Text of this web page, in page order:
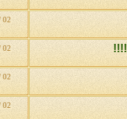
02 / 02 / 2008
02 / 02 / 2008
02 / 02 / 2008
02 / 02 / 2008